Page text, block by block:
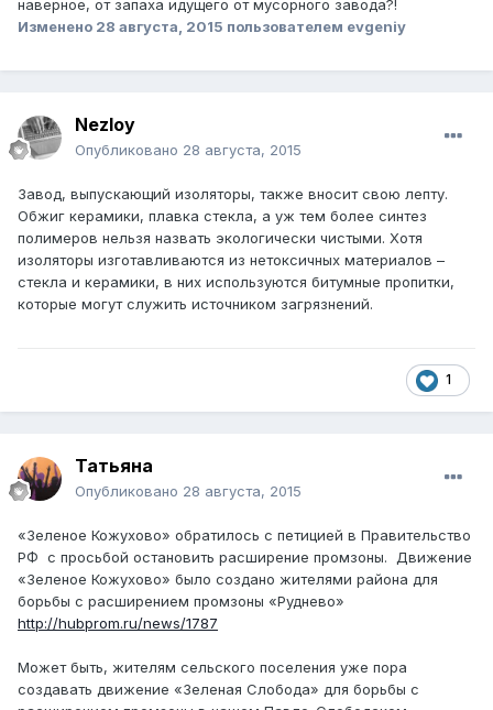
наверное, от запаха идущего от мусорного завода?!
Изменено 28 августа, 2015 пользователем evgeniy
Nezloy
Опубликовано 28 августа, 2015
Завод, выпускающий изоляторы, также вносит свою лепту.
Обжиг керамики, плавка стекла, а уж тем более синтез
полимеров нельзя назвать экологически чистыми. Хотя
изоляторы изготавливаются из нетоксичных материалов –
стекла и керамики, в них используются битумные пропитки,
которые могут служить источником загрязнений.
1
Татьяна
Опубликовано 28 августа, 2015
«Зеленое Кожухово» обратилось с петицией в Правительство
РФ с просьбой остановить расширение промзоны. Движение
«Зеленое Кожухово» было создано жителями района для
борьбы с расширением промзоны «Руднево»
http://hubprom.ru/news/1787
Может быть, жителям сельского поселения уже пора
создавать движение «Зеленая Слобода» для борьбы с